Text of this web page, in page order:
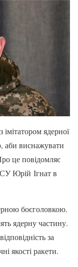
ядерної
аби виснажувати
це повідомляє
Юрій Ігнат в
боєголовкою.
ядерну частину.
за
якості ракети.